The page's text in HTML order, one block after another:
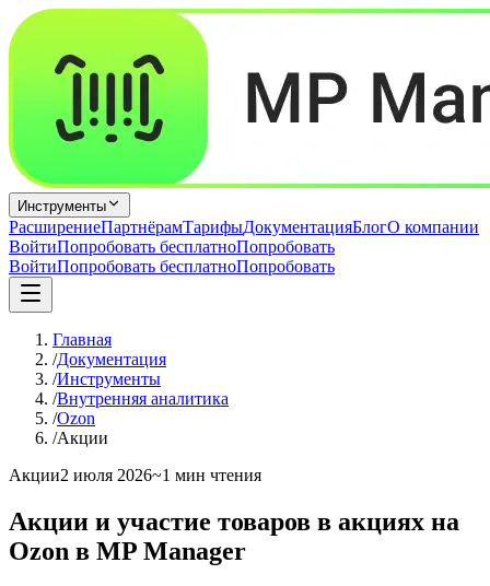
Инструменты
РасширениеПартнёрамТарифыДокументацияБлогО компании
ВойтиПопробовать бесплатноПопробовать
ВойтиПопробовать бесплатноПопробовать
Главная
/Документация
/Инструменты
/Внутренняя аналитика
/Ozon
/Акции
Акции2 июля 2026~1 мин чтения
Акции и участие товаров в акциях на
Ozon в MP Manager